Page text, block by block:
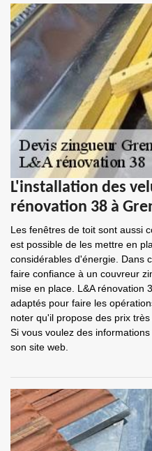
L'installation des
rénovation 38 à
Les fenêtres de toit sont aussi
est possible de les mettre en
considérables d'énergie. Dans
faire confiance à un couvreur
mise en place. L&A rénovation
adaptés pour faire les
noter qu'il propose des prix
Si vous voulez des
son site web.